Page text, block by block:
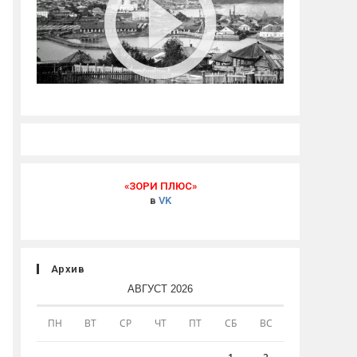
«ЗОРИ ПЛЮС»
в VK
Архив
АВГУСТ 2026
ПН ВТ СР ЧТ ПТ СБ ВС